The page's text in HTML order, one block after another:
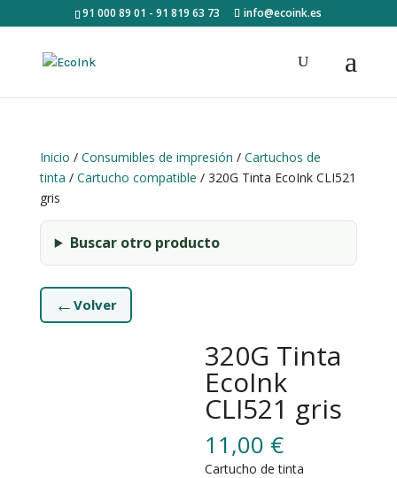
91 000 89 01 - 91 819 63 73 info@ecoink.es
Inicio / Consumibles de impresión / Cartuchos de
tinta / Cartucho compatible / 320G Tinta EcoInk CLI521
gris
Buscar otro producto
← Volver
320G Tinta
EcoInk
CLI521 gris
11,00 €
Cartucho de tinta